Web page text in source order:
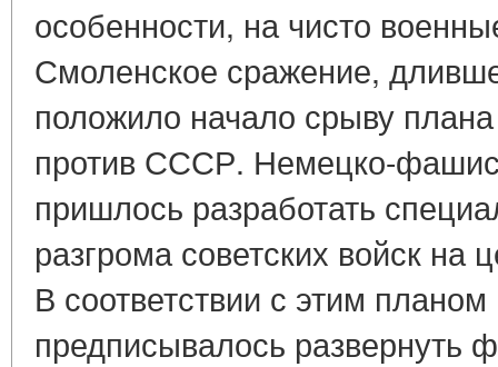
особенности, на чисто
Смоленское сражение,
положило начало срыву
против СССР. Немецко-
пришлось разработать
разгрома советских войск на
В соответствии с этим
предписывалось развернуть